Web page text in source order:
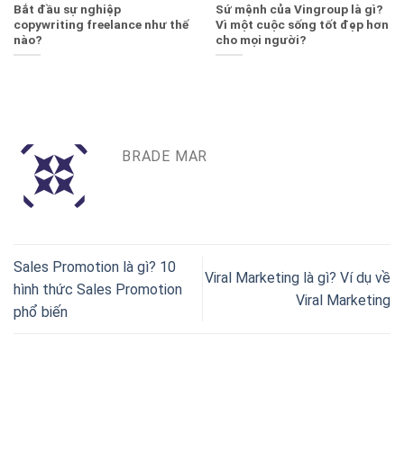
Bắt đầu sự nghiệp
copywriting freelance như thế
nào?
Sứ mệnh của Vingroup là gì?
Vì một cuộc sống tốt đẹp hơn
cho mọi người?
BRADE MAR
Sales Promotion là gì? 10
hình thức Sales Promotion
phổ biến
Viral Marketing là gì? Ví dụ về
Viral Marketing